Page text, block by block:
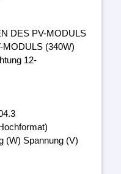
DES PV-MODULS
(340W)
12-
(W) Spannung (V)